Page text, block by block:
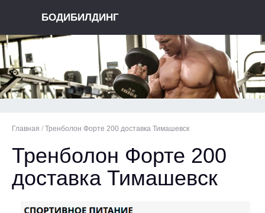
БОДИБИЛДИНГ
Главная / Тренболон Форте 200 доставка Тимашевск
Тренболон Форте 200
доставка Тимашевск